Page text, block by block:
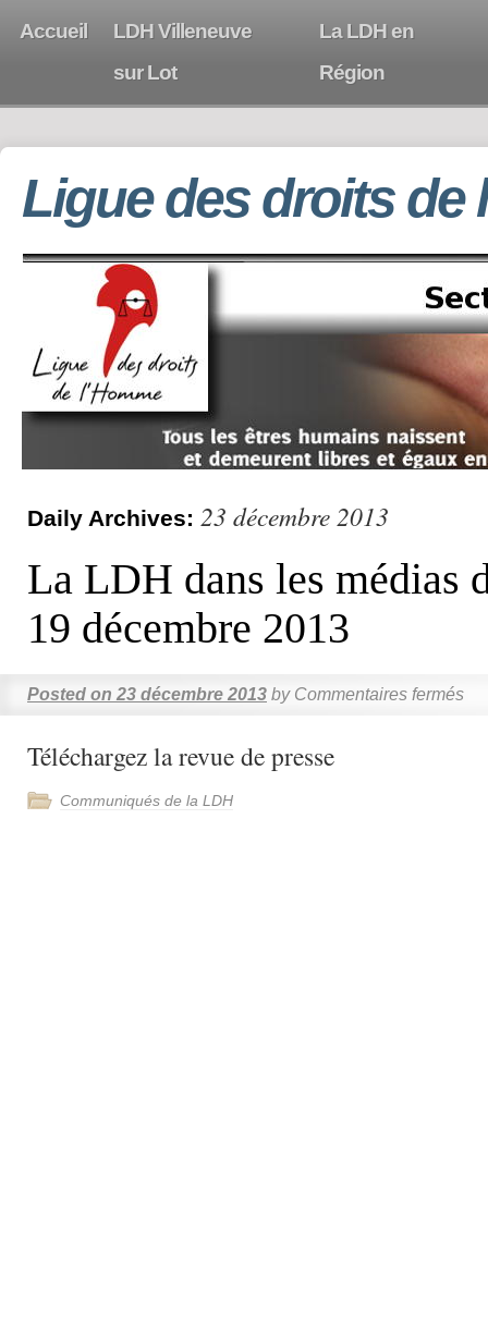
Accueil
LDH Villeneuve
sur Lot
La LDH en
Région
Ligue des droits de
Daily Archives: 23 décembre 2013
La LDH dans les médias
19 décembre 2013
Posted on 23 décembre 2013 by Commentaires fermés
Téléchargez la revue de presse
Communiqués de la LDH